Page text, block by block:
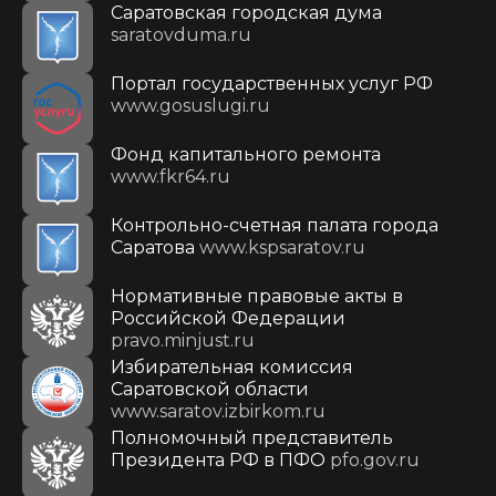
Саратовская городская дума
saratovduma.ru
Портал государственных услуг РФ
www.gosuslugi.ru
Фонд капитального ремонта
www.fkr64.ru
Контрольно-счетная палата города
Саратова www.kspsaratov.ru
Нормативные правовые акты в
Российской Федерации
pravo.minjust.ru
Избирательная комиссия
Саратовской области
www.saratov.izbirkom.ru
Полномочный представитель
Президента РФ в ПФО pfo.gov.ru